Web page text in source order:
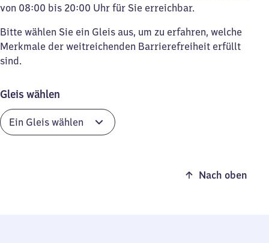
von 08:00 bis 20:00 Uhr für Sie erreichbar.
Bitte wählen Sie ein Gleis aus, um zu erfahren, welche
Merkmale der weitreichenden Barrierefreiheit erfüllt
sind.
Gleis wählen
Nach oben